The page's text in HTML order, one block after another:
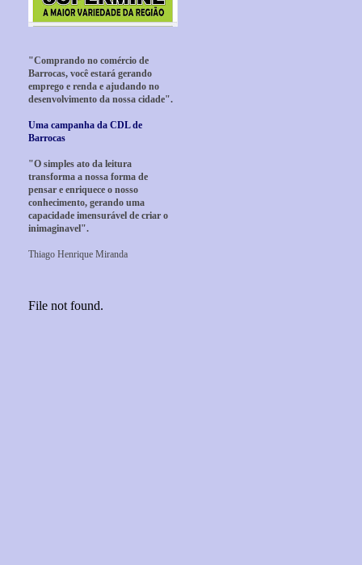
"Comprando no comércio de
Barrocas, você estará gerando
emprego e renda e ajudando no
desenvolvimento da nossa cidade".
Uma campanha da CDL de
Barrocas
"O simples ato da leitura
transforma a nossa forma de
pensar e enriquece o nosso
conhecimento, gerando uma
capacidade imensurável de criar o
inimaginavel".
Thiago Henrique Miranda